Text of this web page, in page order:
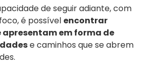
de seguir adiante, com
é possível encontrar
apresentam em forma de
e caminhos que se abrem